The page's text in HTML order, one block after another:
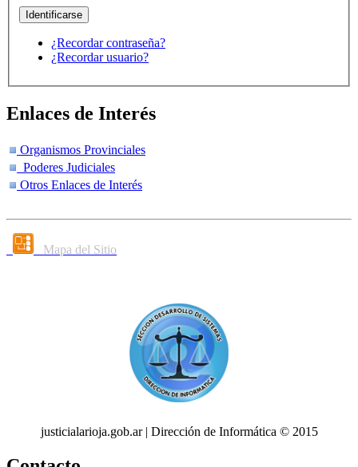
¿Recordar contraseña?
¿Recordar usuario?
Enlaces de Interés
Organismos Provinciales
Poderes Judiciales
Otros Enlaces de Interés
Mapa del Sitio
justicialarioja.gob.ar | Dirección de Informática © 2015